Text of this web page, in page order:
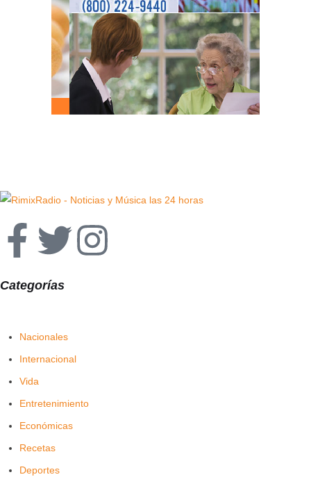
Categorías
Nacionales
Internacional
Vida
Entretenimiento
Económicas
Recetas
Deportes